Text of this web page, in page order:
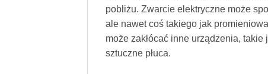
pobliżu. Zwarcie elektryczne może
ale nawet coś takiego jak
może zakłócać inne urządzenia, takie
sztuczne płuca.